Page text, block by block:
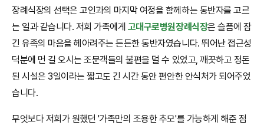
장례식장의 선택은 고인과의 마지막 여정을 함께하는 동반자를 고르
는 일과 같습니다. 저희 가족에게 고대구로병원장례식장은 슬픔에 잠
긴 유족의 마음을 헤아려주는 든든한 동반자였습니다. 뛰어난 접근성
덕분에 먼 길 오시는 조문객들의 불편을 덜 수 있었고, 깨끗하고 정돈
된 시설은 3일이라는 짧고도 긴 시간 동안 편안한 안식처가 되어주었
습니다.
무엇보다 저희가 원했던 '가족만의 조용한 추모'를 가능하게 해준 점